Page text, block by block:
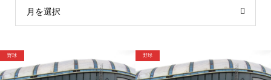
月を選択
野球 野球